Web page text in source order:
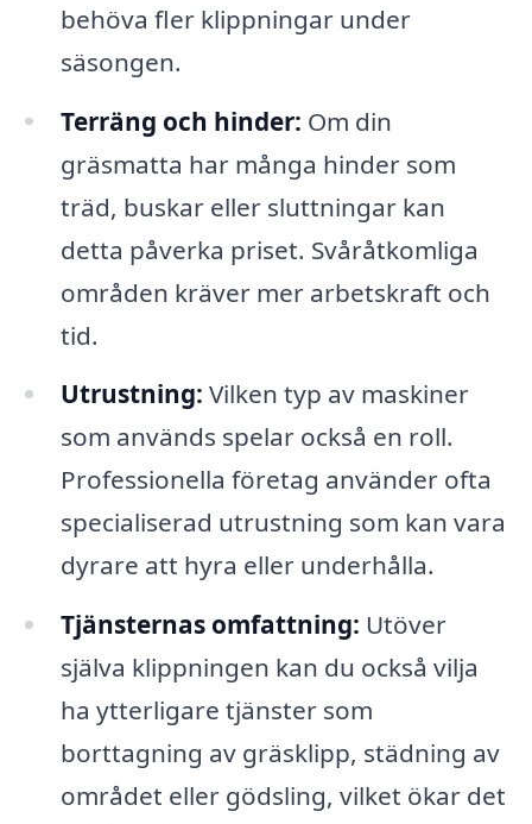
behöva fler klippningar under
säsongen.
Terräng och hinder: Om din
gräsmatta har många hinder som
träd, buskar eller sluttningar kan
detta påverka priset. Svåråtkomliga
områden kräver mer arbetskraft och
tid.
Utrustning: Vilken typ av maskiner
som används spelar också en roll.
Professionella företag använder ofta
specialiserad utrustning som kan vara
dyrare att hyra eller underhålla.
Tjänsternas omfattning: Utöver
själva klippningen kan du också vilja
ha ytterligare tjänster som
borttagning av gräsklipp, städning av
området eller gödsling, vilket ökar det